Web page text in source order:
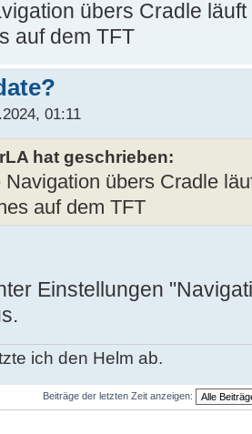
übers Cradle
auf dem TFT
01:11
hat geschrieben:
Navigation übers Cradle
auf dem TFT
Einstellungen
ich den Helm ab.
Beiträge der letzten Zeit anzeigen: